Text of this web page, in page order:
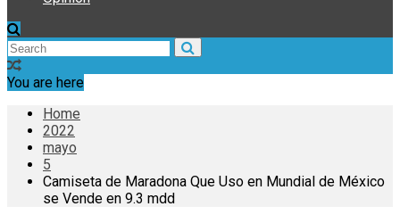
You are here
Home
2022
mayo
5
Camiseta de Maradona Que Uso en Mundial de México
se Vende en 9.3 mdd